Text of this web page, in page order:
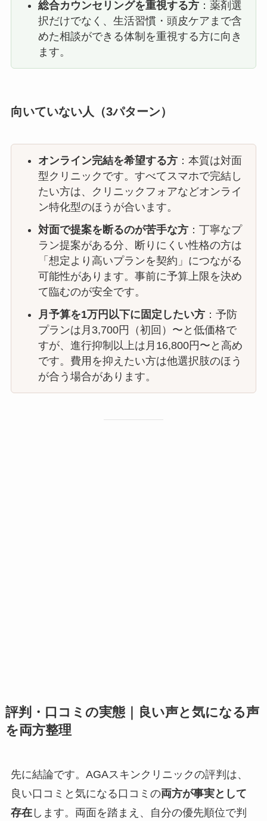
総合カウンセリングを重視する方：薬剤選
択だけでなく、生活習慣・頭皮ケアまで含
めた相談ができる体制を重視する方に向き
ます。
向いていない人（3パターン）
オンライン完結を希望する方：本質は対面
型クリニックです。すべてスマホで完結し
たい方は、クリニックフォアなどオンライ
ン特化型のほうが合います。
対面で提案を断るのが苦手な方：丁寧なプ
ラン提案がある分、断りにくい性格の方は
「想定より高いプランを契約」につながる
可能性があります。事前に予算上限を決め
て臨むのが安全です。
月予算を1万円以下に固定したい方：予防
プランは月3,700円（初回）〜と低価格で
すが、進行抑制以上は月16,800円〜と高め
です。費用を抑えたい方は他選択肢のほう
が合う場合があります。
評判・口コミの実態｜良い声と気になる声
を両方整理
先に結論です。AGAスキンクリニックの評判は、
良い口コミと気になる口コミの両方が事実として
存在します。両面を踏まえ、自分の優先順位で判